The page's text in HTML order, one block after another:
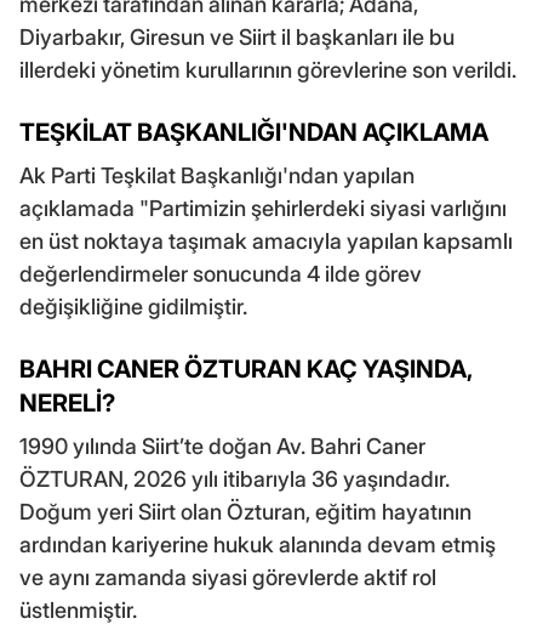
Diyarbakır, Giresun ve Siirt il başkanları ile bu
illerdeki yönetim kurullarının görevlerine son verildi.
TEŞKİLAT BAŞKANLIĞI'NDAN AÇIKLAMA
Ak Parti Teşkilat Başkanlığı'ndan yapılan
açıklamada "Partimizin şehirlerdeki siyasi varlığını
en üst noktaya taşımak amacıyla yapılan kapsamlı
değerlendirmeler sonucunda 4 ilde görev
değişikliğine gidilmiştir.
BAHRI CANER ÖZTURAN KAÇ YAŞINDA,
NERELİ?
1990 yılında Siirt’te doğan Av. Bahri Caner
ÖZTURAN, 2026 yılı itibarıyla 36 yaşındadır.
Doğum yeri Siirt olan Özturan, eğitim hayatının
ardından kariyerine hukuk alanında devam etmiş
ve aynı zamanda siyasi görevlerde aktif rol
üstlenmiştir.